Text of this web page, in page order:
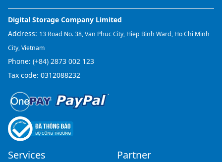
Digital Storage Company Limited
Address: 13 Road No. 38, Van Phuc City, Hiep Binh Ward, Ho Chi Minh
City, Vietnam
Phone: (+84) 2873 002 123
Tax code: 0312088232
Services Partner